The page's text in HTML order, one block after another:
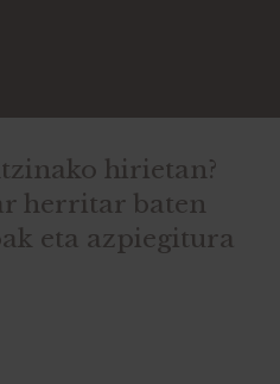
hirietan?
herritar baten
eta azpiegitura